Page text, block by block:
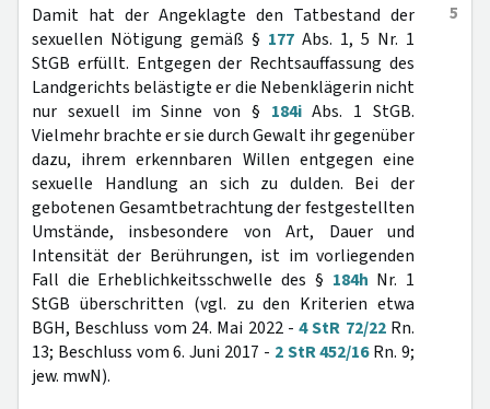
5
Damit hat der Angeklagte den Tatbestand der
sexuellen Nötigung gemäß § 177 Abs. 1, 5 Nr. 1
StGB erfüllt. Entgegen der Rechtsauffassung des
Landgerichts belästigte er die Nebenklägerin nicht
nur sexuell im Sinne von § 184iAbs. 1 StGB.
Vielmehr brachte er sie durch Gewalt ihr gegenüber
dazu, ihrem erkennbaren Willen entgegen eine
sexuelle Handlung an sich zu dulden. Bei der
gebotenen Gesamtbetrachtung der festgestellten
Umstände, insbesondere von Art, Dauer und
Intensität der Berührungen, ist im vorliegenden
Fall die Erheblichkeitsschwelle des § 184h Nr. 1
StGB überschritten (vgl. zu den Kriterien etwa
BGH, Beschluss vom 24. Mai 2022 -4 StR 72/22Rn.
13; Beschluss vom 6. Juni 2017 - 2 StR 452/16Rn. 9;
jew. mwN).